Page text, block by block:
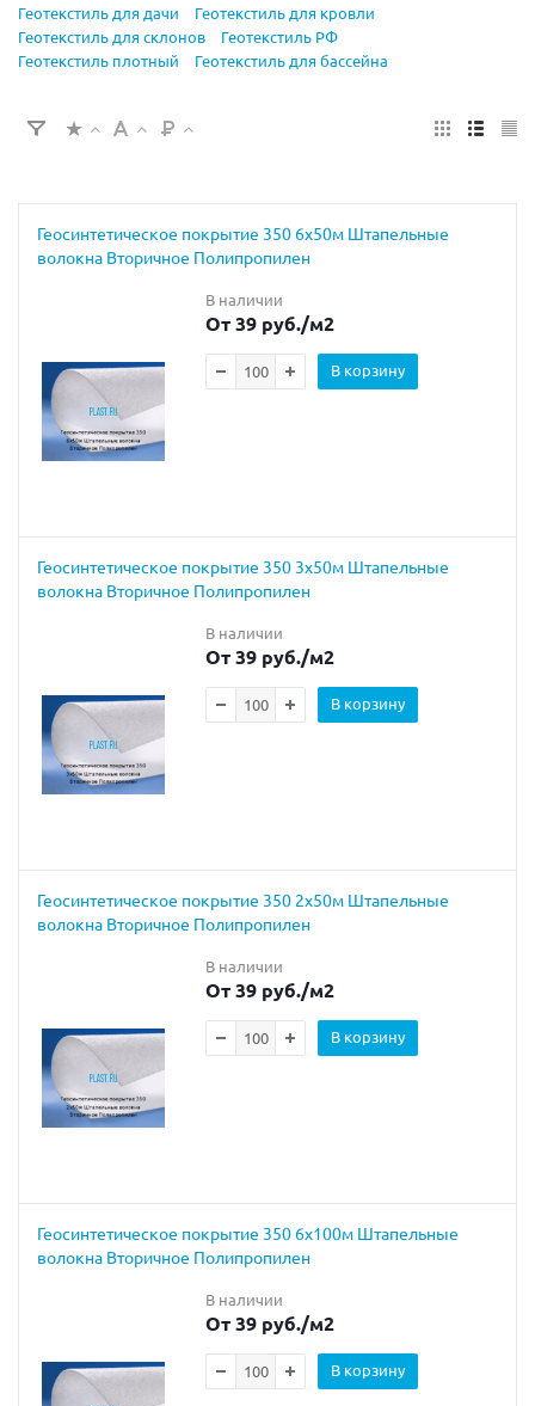
Геотекстиль для дачи
Геотекстиль для кровли
Геотекстиль для склонов
Геотекстиль РФ
Геотекстиль плотный
Геотекстиль для бассейна
Геосинтетическое покрытие 350 6х50м Штапельные
волокна Вторичное Полипропилен
В наличии
От 39 руб./м2
В корзину
Геосинтетическое покрытие 350 3х50м Штапельные
волокна Вторичное Полипропилен
В наличии
От 39 руб./м2
В корзину
Геосинтетическое покрытие 350 2х50м Штапельные
волокна Вторичное Полипропилен
В наличии
От 39 руб./м2
В корзину
Геосинтетическое покрытие 350 6х100м Штапельные
волокна Вторичное Полипропилен
В наличии
От 39 руб./м2
В корзину